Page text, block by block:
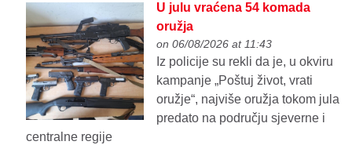
U julu vraćena 54 komada
oružja
on 06/08/2026 at 11:43
Iz policije su rekli da je, u okviru
kampanje „Poštuj život, vrati
oružje“, najviše oružja tokom jula
predato na području sjeverne i
centralne regije